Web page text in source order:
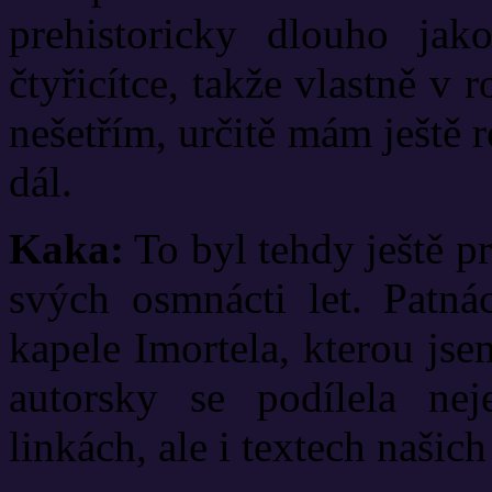
prehistoricky dlouho
čtyřicítce, takže vlastně v
nešetřím, určitě mám ještě
dál.
Kaka: To byl tehdy ještě
svých osmnácti let.
kapele Imortela, kterou
autorsky se podílela
linkách, ale i textech